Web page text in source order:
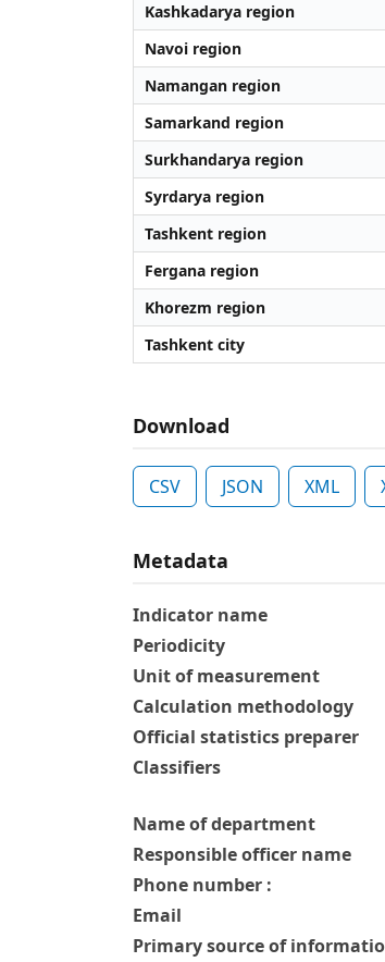
Kashkadarya region
Navoi region
Namangan region
Samarkand region
Surkhandarya region
Syrdarya region
Tashkent region
Fergana region
Khorezm region
Tashkent city
Download
CSV JSON XML
Metadata
Indicator name
Periodicity
Unit of measurement
Calculation methodology
Official statistics preparer
Classifiers
Name of department
Responsible officer name
Phone number :
Email
Primary source of